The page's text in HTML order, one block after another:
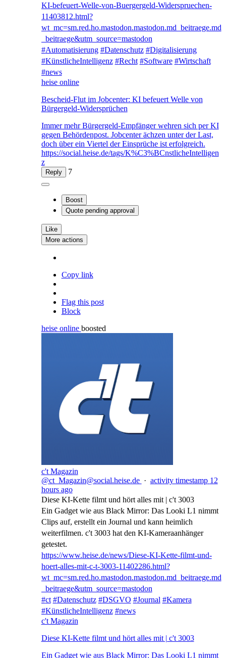
KI-befeuert-Welle-von-Buergergeld-Widerspruechen-
11403812.html?
wt_mc=sm.red.ho.mastodon.mastodon.md_beitraege.md
_beitraege&utm_source=mastodon
#Automatisierung #Datenschutz #Digitalisierung
#KünstlicheIntelligenz #Recht #Software #Wirtschaft
#news
heise online
Bescheid-Flut im Jobcenter: KI befeuert Welle von
Bürgergeld-Widersprüchen
Immer mehr Bürgergeld-Empfänger wehren sich per KI
gegen Behördenpost. Jobcenter ächzen unter der Last,
doch über ein Viertel der Einsprüche ist erfolgreich.
https://social.heise.de/tags/K%C3%BCnstlicheIntelligen
z
Reply 7
Boost
Quote pending approval
Like
More actions
Copy link
Flag this post
Block
heise online boosted
c't Magazin
@ct_Magazin@social.heise.de · activity timestamp 12
hours ago
Diese KI-Kette filmt und hört alles mit | c't 3003
Ein Gadget wie aus Black Mirror: Das Looki L1 nimmt
Clips auf, erstellt ein Journal und kann heimlich
weiterfilmen. c't 3003 hat den KI-Kameraanhänger
getestet.
https://www.heise.de/news/Diese-KI-Kette-filmt-und-
hoert-alles-mit-c-t-3003-11402286.html?
wt_mc=sm.red.ho.mastodon.mastodon.md_beitraege.md
_beitraege&utm_source=mastodon
#ct #Datenschutz #DSGVO #Journal #Kamera
#KünstlicheIntelligenz #news
c't Magazin
Diese KI-Kette filmt und hört alles mit | c't 3003
Ein Gadget wie aus Black Mirror: Das Looki L1 nimmt